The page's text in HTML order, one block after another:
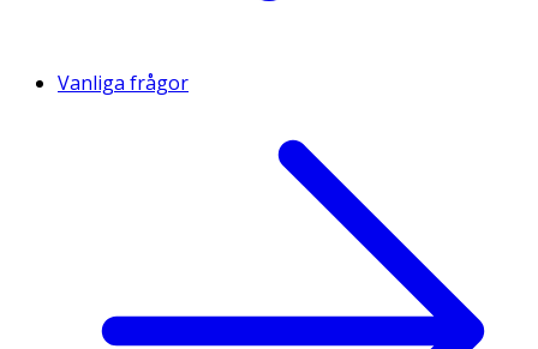
Vanliga frågor